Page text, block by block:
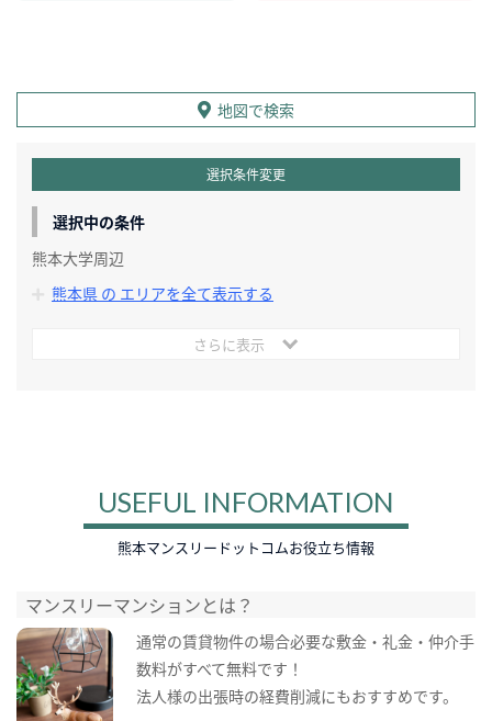
地図で検索
選択条件変更
選択中の条件
熊本大学周辺
熊本県 の エリアを全て表示する
さらに表示
USEFUL INFORMATION
熊本マンスリードットコムお役立ち情報
マンスリーマンションとは？
通常の賃貸物件の場合必要な敷金・礼金・仲介手
数料がすべて無料です！
法人様の出張時の経費削減にもおすすめです。